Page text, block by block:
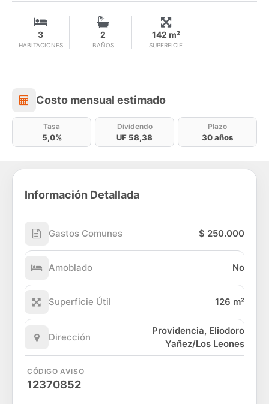
HABITACIONES
3
BAÑOS
2
SUPERFICIE
142 m²
Costo mensual estimado
Costo mensual estimado
Tasa
5,0%
Dividendo
UF 58,38
Plazo
30 años
Información Detallada
Gastos Comunes $ 250.000
Amoblado No
Superficie Útil 126 m²
Dirección
Providencia, Eliodoro
Yañez/Los Leones
CÓDIGO AVISO
12370852